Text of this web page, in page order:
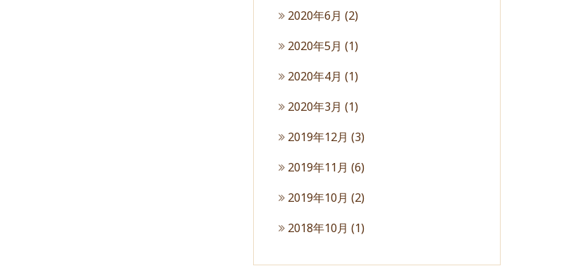
2020年6月 (2)
2020年5月 (1)
2020年4月 (1)
2020年3月 (1)
2019年12月 (3)
2019年11月 (6)
2019年10月 (2)
2018年10月 (1)